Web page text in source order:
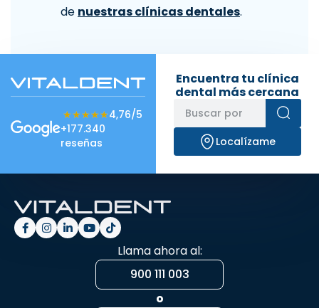
de nuestras clínicas dentales.
★★★★★
★★★★★4,76/5
+177.340
reseñas
Encuentra tu clínica
dental más cercana
Localízame
Llama ahora al:
900 111 003
o